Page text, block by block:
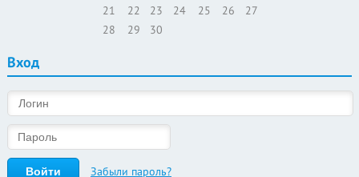
21
22 23 24 25 26
27
28
29 30
Вход
Забыли пароль?